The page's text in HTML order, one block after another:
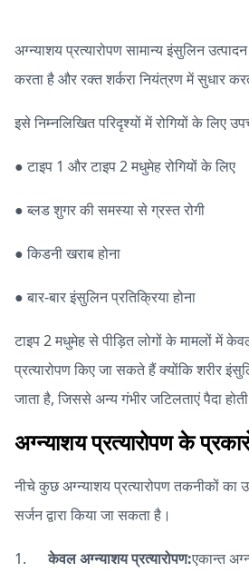
अग्न्याशय प्रत्यारोपण सामान्य इंसुलिन
करता है और रक्त शर्करा नियंत्रण में सुधार
इसे निम्नलिखित परिदृश्यों में रोगियों के लिए
● टाइप 1 और टाइप 2 मधुमेह रोगियों के लिए
● ब्लड शुगर की समस्या से ग्रस्त रोगी
● किडनी खराब होना
● बार-बार इंसुलिन प्रतिक्रिया होना
टाइप 2 मधुमेह से पीड़ित लोगों के मामलों में
प्रत्यारोपण किए जा सकते हैं क्योंकि शरीर
जाता है, जिससे अन्य गंभीर जटिलताएं पैदा
अग्न्याशय प्रत्यारोपण के
नीचे कुछ अग्न्याशय प्रत्यारोपण तकनीकों का
सर्जन द्वारा किया जा सकता है।
1.केवल अग्न्याशय प्रत्यारोपण:एकान्त